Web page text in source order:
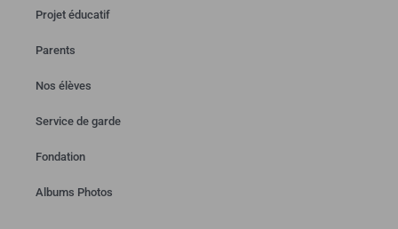
Projet éducatif
Parents
Nos élèves
Service de garde
Fondation
Albums Photos